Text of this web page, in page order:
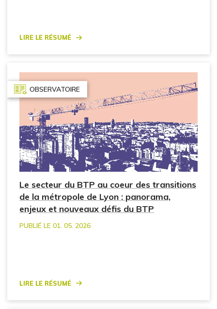
Lire le résumé
OBSERVATOIRE
Le secteur du BTP au coeur des transitions
de la métropole de Lyon : panorama,
enjeux et nouveaux défis du BTP
PUBLIÉ LE 01. 05. 2026
Lire le résumé